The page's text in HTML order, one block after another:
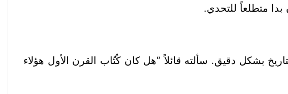
بدا متطلعاً للتحدي.
بشكل دقيق. سألته قائلاً “هل كان كُتّاب القرن الأول هؤلاء